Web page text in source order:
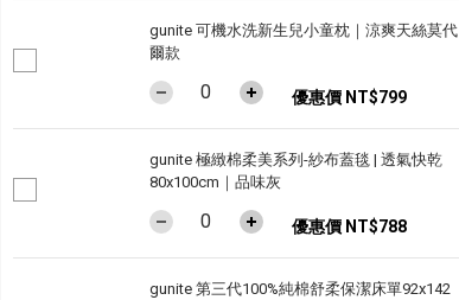
gunite 可機水洗新生兒小童枕｜涼爽天絲莫代
爾款
優惠價 NT$799
gunite 極緻棉柔美系列-紗布蓋毯 | 透氣快乾
80x100cm｜品味灰
優惠價 NT$788
gunite 第三代100%純棉舒柔保潔床單92x142